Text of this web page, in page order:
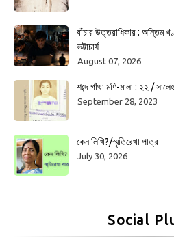
বাঁচার উত্তরাধিকার : অন্তিম
ভট্টাচার্য
August 07, 2026
শব্দে গাঁথা মণি-মালা : ২২ /
September 28, 2023
কেন লিখি?/স্মৃতিরেখা পাত্র
July 30, 2026
Social